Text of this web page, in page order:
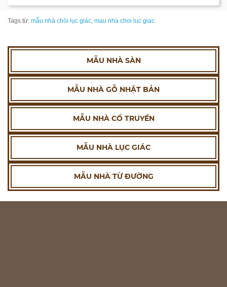
Tags từ: mẫu nhà chòi lục giác, mau nha choi luc giac
MẪU NHÀ SÀN
MẪU NHÀ GỖ NHẬT BẢN
MẪU NHÀ CỔ TRUYỀN
MẪU NHÀ LỤC GIÁC
MẪU NHÀ TỪ ĐƯỜNG